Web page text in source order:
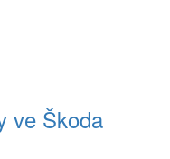
ve Škoda